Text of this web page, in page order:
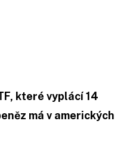
které vyplácí 14
má v amerických